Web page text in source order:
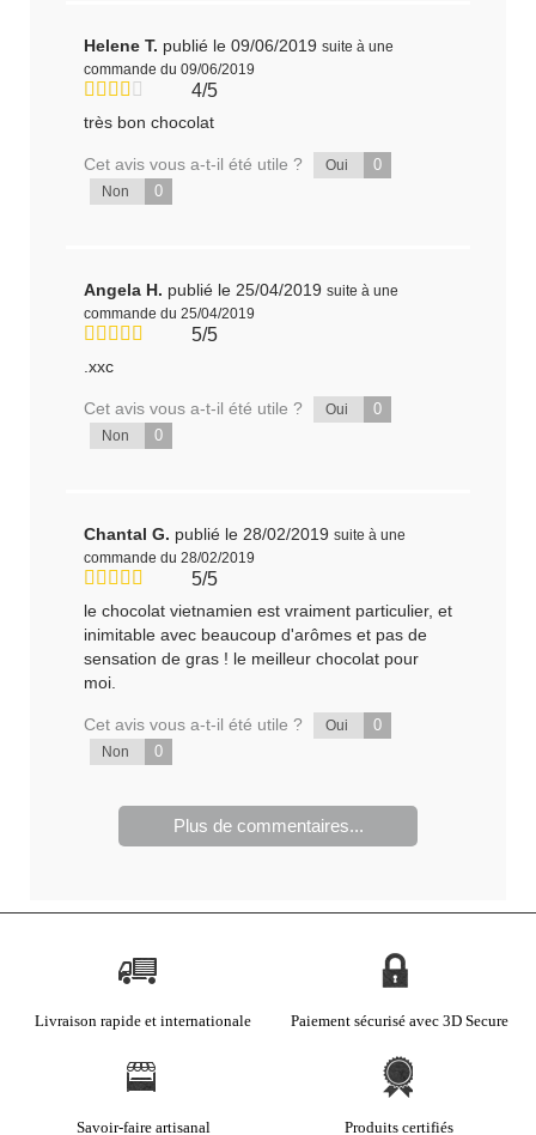
Helene T. publié le 09/06/2019 suite à une
commande du 09/06/2019
4/5
très bon chocolat
Cet avis vous a-t-il été utile ? Oui 0
Non 0
Angela H. publié le 25/04/2019 suite à une
commande du 25/04/2019
5/5
.xxc
Cet avis vous a-t-il été utile ? Oui 0
Non 0
Chantal G. publié le 28/02/2019 suite à une
commande du 28/02/2019
5/5
le chocolat vietnamien est vraiment particulier, et
inimitable avec beaucoup d'arômes et pas de
sensation de gras ! le meilleur chocolat pour
moi.
Cet avis vous a-t-il été utile ? Oui 0
Non 0
Plus de commentaires...
Livraison rapide et internationale Paiement sécurisé avec 3D Secure
Savoir-faire artisanal Produits certifiés